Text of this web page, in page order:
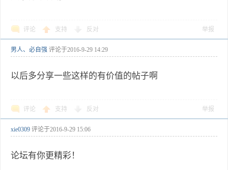
评论 支持 反对 举报
男人、必自强 评论于2016-9-29 14:29
以后多分享一些这样的有价值的帖子啊
评论 支持 反对 举报
xie0309 评论于2016-9-29 15:06
论坛有你更精彩！